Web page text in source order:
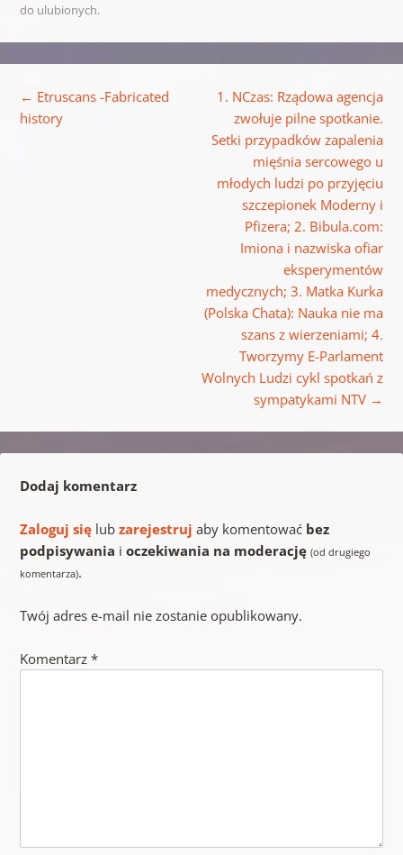
do ulubionych.
← Etruscans -Fabricated
history
1. NCzas: Rządowa agencja
zwołuje pilne spotkanie.
Setki przypadków zapalenia
mięśnia sercowego u
młodych ludzi po przyjęciu
szczepionek Moderny i
Pfizera; 2. Bibula.com:
Imiona i nazwiska ofiar
eksperymentów
medycznych; 3. Matka Kurka
(Polska Chata): Nauka nie ma
szans z wierzeniami; 4.
Tworzymy E-Parlament
Wolnych Ludzi cykl spotkań z
sympatykami NTV →
Dodaj komentarz
Zaloguj sięlub zarejestruj aby komentować bez
podpisywania i oczekiwania na moderację (od drugiego
komentarza).
Twój adres e-mail nie zostanie opublikowany.
Komentarz *